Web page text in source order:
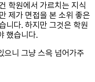
학원에서 가르치는 지식
제가 면접을 본 소위 좋은
니다. 하지만 그것은 학원
했습니다.
으니 그냥 스윽 넘어가주